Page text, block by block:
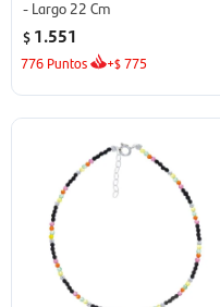
- Largo 22 Cm
$ 1.551
776 Puntos +$775